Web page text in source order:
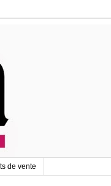
de vente